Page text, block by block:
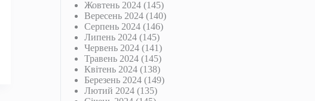
Жовтень 2024 (145)
Вересень 2024 (140)
Серпень 2024 (146)
Липень 2024 (145)
Червень 2024 (141)
Травень 2024 (145)
Квітень 2024 (138)
Березень 2024 (149)
Лютий 2024 (135)